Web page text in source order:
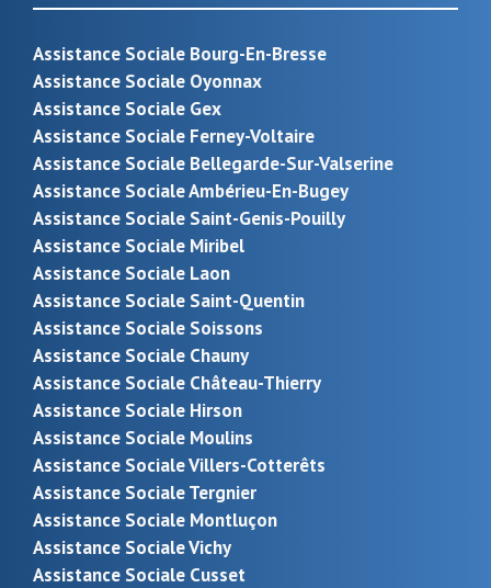
Assistance Sociale Bourg-En-Bresse
Assistance Sociale Oyonnax
Assistance Sociale Gex
Assistance Sociale Ferney-Voltaire
Assistance Sociale Bellegarde-Sur-Valserine
Assistance Sociale Ambérieu-En-Bugey
Assistance Sociale Saint-Genis-Pouilly
Assistance Sociale Miribel
Assistance Sociale Laon
Assistance Sociale Saint-Quentin
Assistance Sociale Soissons
Assistance Sociale Chauny
Assistance Sociale Château-Thierry
Assistance Sociale Hirson
Assistance Sociale Moulins
Assistance Sociale Villers-Cotterêts
Assistance Sociale Tergnier
Assistance Sociale Montluçon
Assistance Sociale Vichy
Assistance Sociale Cusset